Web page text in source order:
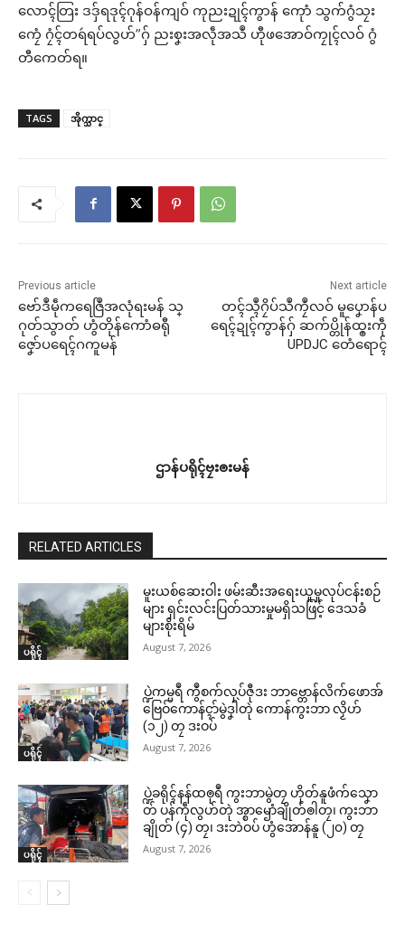
လောၚ်တြး ဒဒှ်ရဒုၚ်ဂုန်ဝန်ကျဝ် ကုညးဍုၚ်ကွာန် ကေုာံ သွက်ဂွံသၠး
ကၠေံ ဂၠံၚ်တရဴရပ်လွဟ်”ဂှ် ညးစၞးအလဵုအသဳ ဟီုဖအောဝ်ကၠုၚ်လဝ် ဂွံ
တီကေတ်ရ။
TAGS အိုက္သာင္
Previous article
ဗော်ဒဳမဵုကရေဇြဳအလုံရးမန် သ္
ဂုတ်သွာတ် ဟွံတိုန်ကောံဓရီု
ဇၞော်ပရေၚ်ဂကူမန်
Next article
တၚ်သ္ၚဳဂၠိပ်သဳကၠဳလဝ် မူပၞောန်ပ
ရေၚ်ဍုၚ်ကွာန်ဂှ် ဆက်ပ္တိုန်ထ္ၜးကဵု
UPDJC တေံရောၚ်
ဌာန်ပရိုၚ်ဗၠးၜးမန်
RELATED ARTICLES
ပရိုၚ်
မူးယစ်ဆေးဝါး ဖမ်းဆီးအရေးယူမှုလုပ်ငန်းစဉ်
များ ရှင်းလင်းပြတ်သားမှုမရှိသဖြင့် ဒေသခံ
များစိုးရိမ်
August 7, 2026
ပရိုၚ်
ပ္ဍဲကမ္မရဳ ကွဳစက်လုပ်ဇီုဒး ဘာဗ္တောန်လိက်ဖောအ်
ဗြေဝ်ကောန်ၚာ်မွဲဒၞါဲတုဲ ကောန်ကွးဘာ လၟိဟ်
(၁၂) တၠ ဒးဝပ်
August 7, 2026
ပရိုၚ်
ပ္ဍဲခရိုၚ်နန်ထၜုရဳ ကွးဘာမွဲတၠ ဟိုတ်နူဖံက်သၞော
တ် ပန်ကဵုလွဟ်တုဲ အ္စာၝောံချိုတ်ၜါတၠ၊ ကွးဘာ
ချိုတ် (၄) တၠ၊ ဒးဘဲဝပ် ဟွံအောန်နူ (၂၀) တၠ
August 7, 2026